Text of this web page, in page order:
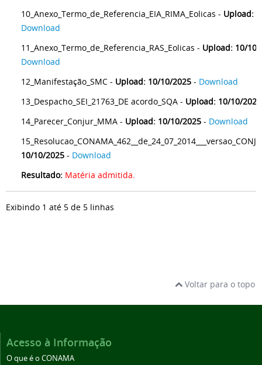
10_Anexo_Termo_de_Referencia_EIA_RIMA_Eolicas - Upload:
Download
11_Anexo_Termo_de_Referencia_RAS_Eolicas - Upload: 10/10/
Download
12_Manifestação_SMC - Upload: 10/10/2025 - Download
13_Despacho_SEI_21763_DE acordo_SQA - Upload: 10/10/2025
14_Parecer_Conjur_MMA - Upload: 10/10/2025 - Download
10/10/2025 - Download
Resultado: Matéria admitida.
Exibindo 1 até 5 de 5 linhas
Voltar para o topo
Acesso à Informação
O que é o CONAMA